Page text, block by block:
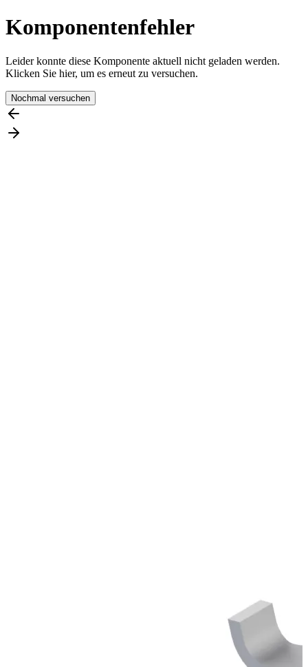
Komponentenfehler
Leider konnte diese Komponente aktuell nicht geladen werden.
Klicken Sie hier, um es erneut zu versuchen.
Nochmal versuchen